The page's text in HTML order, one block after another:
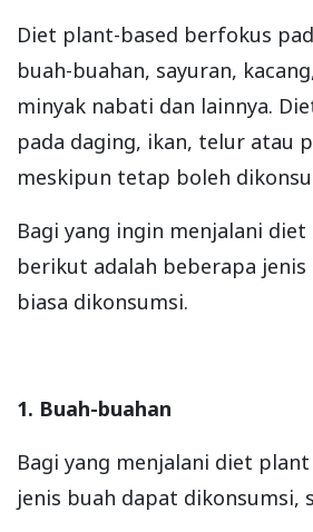
Diet plant-based berfokus
buah-buahan, sayuran,
minyak nabati dan lainnya.
pada daging, ikan, telur atau
meskipun tetap boleh
Bagi yang ingin menjalani
berikut adalah beberapa jenis
biasa dikonsumsi.
1. Buah-buahan
Bagi yang menjalani diet
jenis buah dapat dikonsumsi,